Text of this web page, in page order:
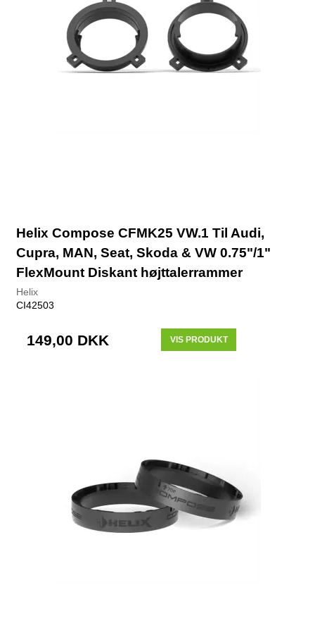
Helix Compose CFMK25 VW.1 Til Audi,
Cupra, MAN, Seat, Skoda & VW 0.75"/1"
FlexMount Diskant højttalerrammer
Helix
CI42503
149,00 DKK VIS PRODUKT